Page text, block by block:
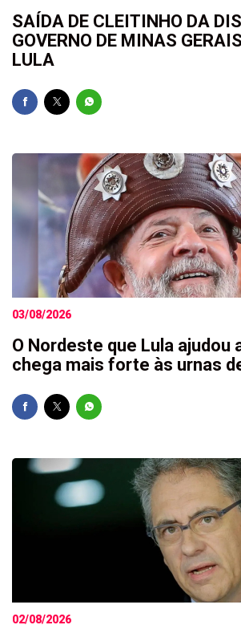
SAÍDA DE CLEITINHO DA
GOVERNO DE MINAS
LULA
03/08/2026
O Nordeste que Lula ajudou
chega mais forte às urnas
02/08/2026